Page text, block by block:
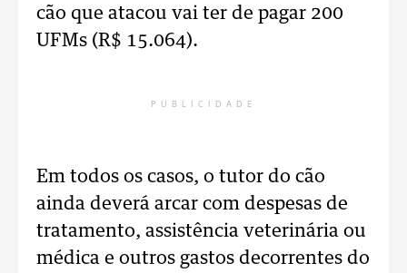
cão que atacou vai ter de pagar 200
UFMs (R$ 15.064).
PUBLICIDADE
Em todos os casos, o tutor do cão
ainda deverá arcar com despesas de
tratamento, assistência veterinária ou
médica e outros gastos decorrentes do